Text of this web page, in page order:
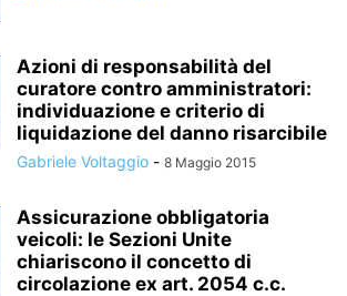
Azioni di responsabilità del
curatore contro amministratori:
individuazione e criterio di
liquidazione del danno risarcibile
Gabriele Voltaggio - 8 Maggio 2015
Assicurazione obbligatoria
veicoli: le Sezioni Unite
chiariscono il concetto di
circolazione ex art. 2054 c.c.